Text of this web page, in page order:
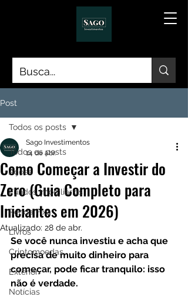
Post
Todos os posts
Ações
Fundos Imobiliários
Renda Fixa
Livros
Criptomoedas
Exterior
Notícias
Todos os posts
Como Começar a Investir do
Zero (Guia Completo para
Iniciantes em 2026)
Sago Investimentos
14 de abr.
Atualizado: 28 de abr.
Se você nunca investiu e acha que
precisa de muito dinheiro para
começar, pode ficar tranquilo: isso
não é verdade.